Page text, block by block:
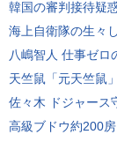
韓国の審判接待疑
海上自衛隊の生々
八嶋智人 仕事ゼロ
天竺鼠「元天竺鼠
佐々木 ドジャース
高級ブドウ約200